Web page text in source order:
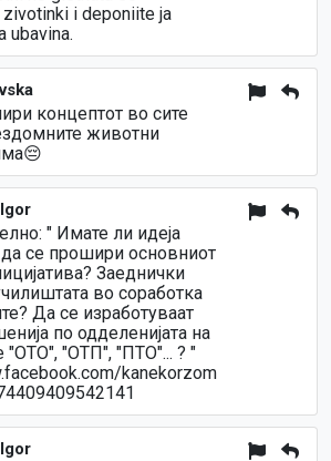
i deponiite ja
ubavina.
концептот во сите
животни
" Имате ли идеја
се прошири основниот
Заеднички
во соработка
Да се изработуваат
по одделенијата на
"ОТО", "ОТП", "ПТО"... ? "
kanekorzom